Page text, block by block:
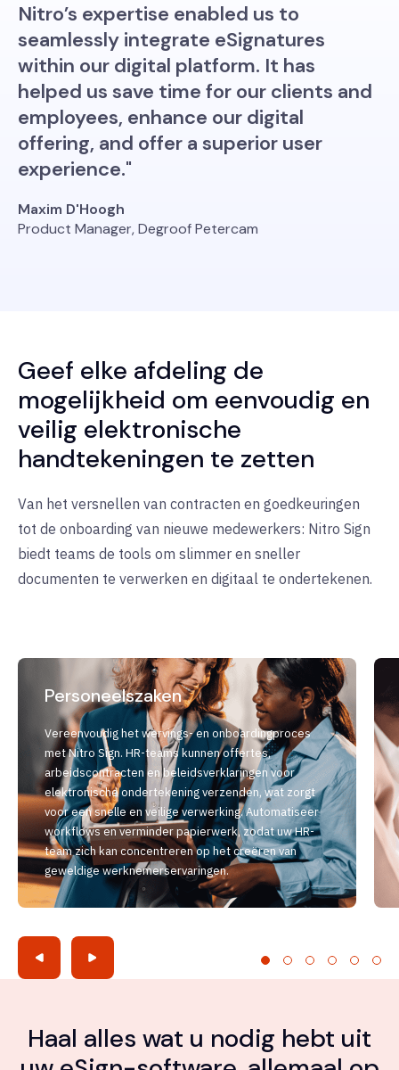
Nitro’s expertise enabled us to
seamlessly integrate eSignatures
within our digital platform. It has
helped us save time for our clients and
employees, enhance our digital
offering, and offer a superior user
experience."
Maxim D'Hoogh
Product Manager, Degroof Petercam
Geef elke afdeling de
mogelijkheid om eenvoudig en
veilig elektronische
handtekeningen te zetten
Van het versnellen van contracten en goedkeuringen
tot de onboarding van nieuwe medewerkers: Nitro Sign
biedt teams de tools om slimmer en sneller
documenten te verwerken en digitaal te ondertekenen.
Personeelszaken
Vereenvoudig het wervings- en onboardingproces
met Nitro Sign. HR-teams kunnen offertes,
arbeidscontracten en beleidsverklaringen voor
elektronische ondertekening verzenden, wat zorgt
voor een snelle en veilige verwerking. Automatiseer
workflows en verminder papierwerk, zodat uw HR-
team zich kan concentreren op het creëren van
geweldige werknemerservaringen.
Haal alles wat u nodig hebt uit